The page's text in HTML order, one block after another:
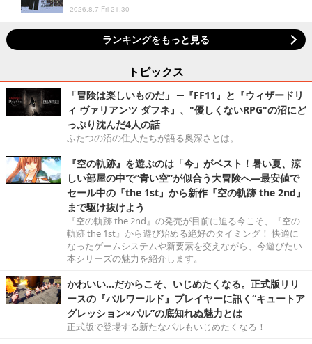
2026.8.7 Fri 21:30
ランキングをもっと見る
トピックス
「冒険は楽しいものだ」 ─『FF11』と『ウィザードリ
ィ ヴァリアンツ ダフネ』、"優しくないRPG"の沼にど
っぷり沈んだ4人の話
ふたつの沼の住人たちが語る奥深さとは。
『空の軌跡』を遊ぶのは「今」がベスト！暑い夏、涼
しい部屋の中で“青い空”が似合う大冒険へ―最安値で
セール中の『the 1st』から新作『空の軌跡 the 2nd』
まで駆け抜けよう
『空の軌跡 the 2nd』の発売が目前に迫る今こそ、『空の
軌跡 the 1st』から遊び始める絶好のタイミング！ 快適に
なったゲームシステムや新要素を交えながら、今遊びたい
本シリーズの魅力を紹介します。
かわいい…だからこそ、いじめたくなる。正式版リリ
ースの『パルワールド』プレイヤーに訊く“キュートア
グレッション×パル”の底知れぬ魅力とは
正式版で登場する新たなパルもいじめたくなる！